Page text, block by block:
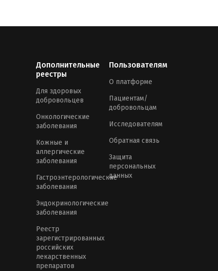
Дополнительные
реестры
Для здоровых
добровольцев
Онкологические
заболевания
Кожные и
аллергические
заболевания
Гастроэнтерологические
заболевания
Эндокринологические
заболевания
Реестр
зарегистрированных
российских
лекарственных
препаратов
Пользователям
О платформе
Пациентам/
добровольцам
Исследователям
Обратная связь
Защита
персональных
данных